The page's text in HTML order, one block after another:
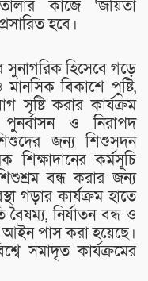
কাজে ‘জয়িতা
হবে।
হিসেবে গড়ে
বিকাশে পুষ্টি,
সৃষ্টি করার কার্যক্রম
ও নিরাপদ
জন্য শিশুসদন
শিক্ষাদানের কর্মসূচি
বন্ধ করার জন্য
গড়ার কার্যক্রম হাতে
নির্যাতন বন্ধ ও
আইন পাস করা হয়েছে।
সমাদৃত কার্যক্রমের